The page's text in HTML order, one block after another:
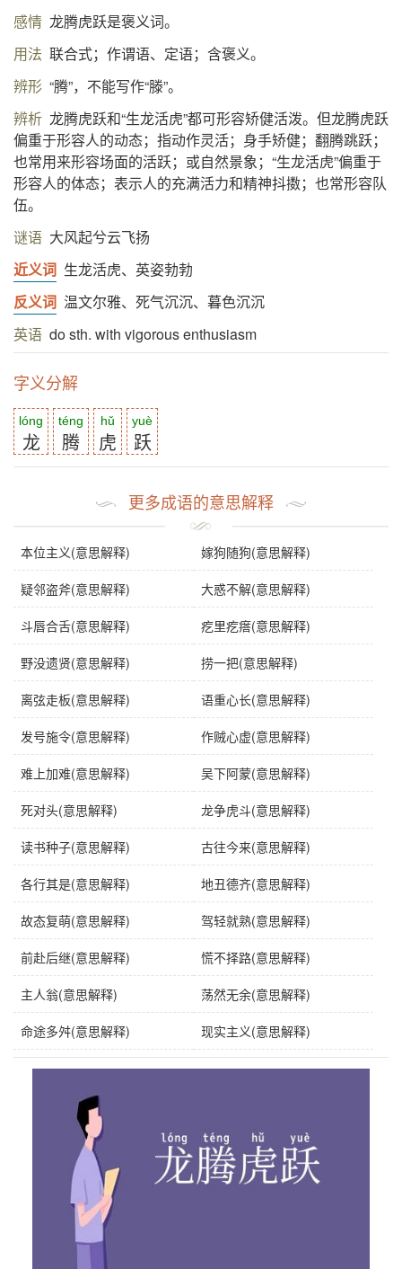
感情 龙腾虎跃是褒义词。
用法 联合式；作谓语、定语；含褒义。
辨形 “腾”，不能写作“滕”。
辨析 龙腾虎跃和“生龙活虎”都可形容矫健活泼。但龙腾虎跃
偏重于形容人的动态；指动作灵活；身手矫健；翻腾跳跃；
也常用来形容场面的活跃；或自然景象；“生龙活虎”偏重于
形容人的体态；表示人的充满活力和精神抖擞；也常形容队
伍。
谜语 大风起兮云飞扬
近义词 生龙活虎、英姿勃勃
反义词 温文尔雅、死气沉沉、暮色沉沉
英语 do sth. with vigorous enthusiasm
字义分解
lóng
龙
téng
腾
hǔ
虎
yuè
跃
更多成语的意思解释
本位主义(意思解释) 嫁狗随狗(意思解释)
疑邻盗斧(意思解释) 大惑不解(意思解释)
斗唇合舌(意思解释) 疙里疙瘩(意思解释)
野没遗贤(意思解释) 捞一把(意思解释)
离弦走板(意思解释) 语重心长(意思解释)
发号施令(意思解释) 作贼心虚(意思解释)
难上加难(意思解释) 吴下阿蒙(意思解释)
死对头(意思解释) 龙争虎斗(意思解释)
读书种子(意思解释) 古往今来(意思解释)
各行其是(意思解释) 地丑德齐(意思解释)
故态复萌(意思解释) 驾轻就熟(意思解释)
前赴后继(意思解释) 慌不择路(意思解释)
主人翁(意思解释) 荡然无余(意思解释)
命途多舛(意思解释) 现实主义(意思解释)